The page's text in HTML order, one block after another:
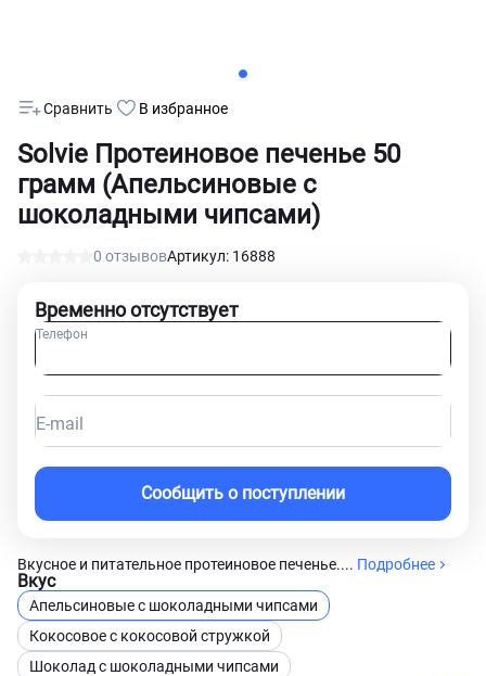
Solvie Протеиновое печенье 50
грамм (Апельсиновые с
шоколадными чипсами)
0 отзывовАртикул: 16888
Сравнить В избранное
Вкусное и питательное протеиновое печенье.... Подробнее
Вкус
Апельсиновые с шоколадными чипсами
Кокосовое с кокосовой стружкой
Шоколад с шоколадными чипсами
Временно отсутствует
Телефон
E-mail
Сообщить о поступлении